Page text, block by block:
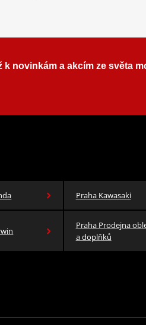
novinkám a akcím ze světa
Praha Kawasaki
Praha Prodejna
a doplňků